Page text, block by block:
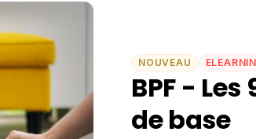
NOUVEAU
BPF -
de base